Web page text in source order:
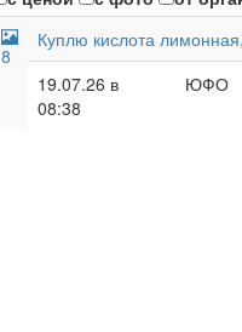
8
Куплю кислота
19.07.26 в
08:38
ЮФО